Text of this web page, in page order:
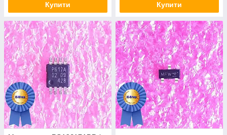
Купити Купити